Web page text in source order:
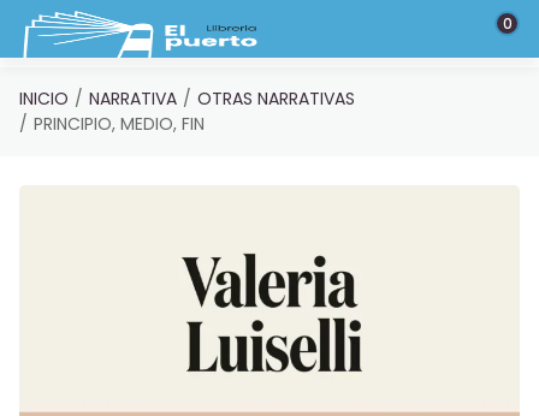
Saltar al contenido principal 0
INICIO NARRATIVA
OTRAS NARRATIVAS
PRINCIPIO, MEDIO, FIN